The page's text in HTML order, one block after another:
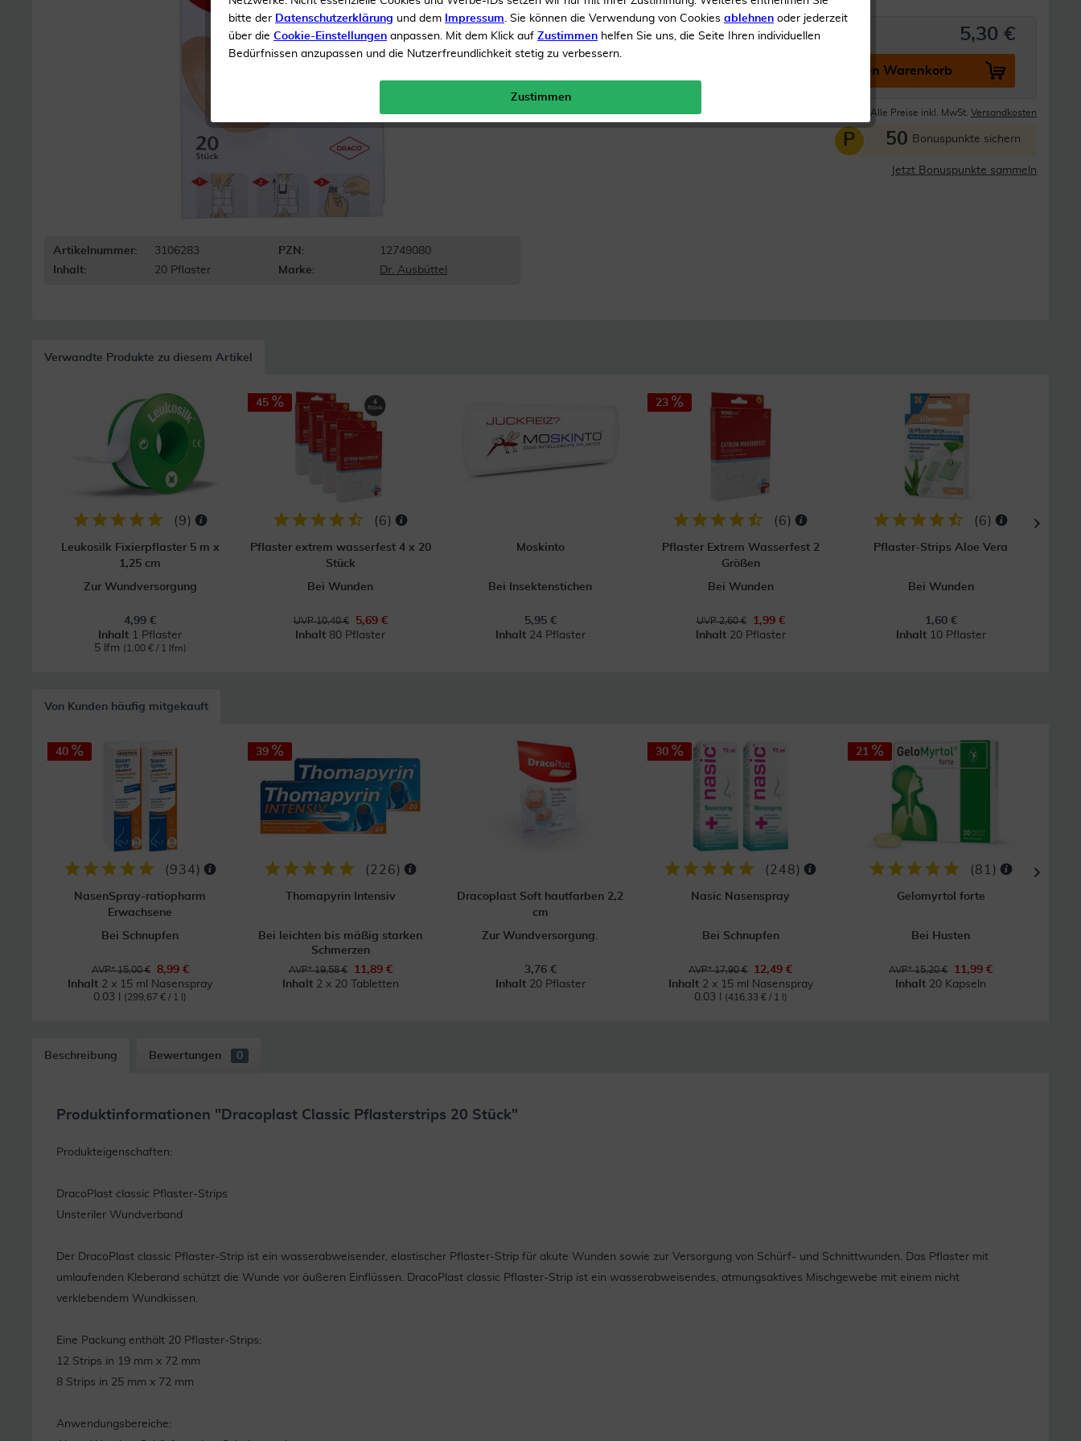
Artikelnummer: 3106283 PZN:
12749080
Inhalt:
20 Pflaster Marke: Dr. Ausbüttel
Inhalt20 Pflaster 5,30 €
In den Warenkorb
Gratis Versand ab 19 € Alle Preise inkl. MwSt. Versandkosten
P 50 Bonuspunkte sichern
Jetzt Bonuspunkte sammeln
Verwandte Produkte zu diesem Artikel
(9)
Leukosilk Fixierpflaster 5 m x
1,25 cm
Zur Wundversorgung
4,99 €
Inhalt 1 Pflaster
5 lfm (1,00 € / 1 lfm)
45
(6)
Pflaster extrem wasserfest 4 x 20
Stück
Bei Wunden
UVP 10,40 €
5,69 €
Inhalt 80 Pflaster
Moskinto
Bei Insektenstichen
5,95 €
Inhalt 24 Pflaster
23
(6)
Pflaster Extrem Wasserfest 2
Größen
Bei Wunden
UVP 2,60 €
1,99 €
Inhalt 20 Pflaster
(6)
Pflaster-Strips Aloe Vera
Bei Wunden
1,60 €
Inhalt 10 Pflaster
Von Kunden häufig mitgekauft
40
(934)
NasenSpray-ratiopharm
Erwachsene
Bei Schnupfen
AVP* 15,00 €
8,99 €
Inhalt 2 x 15 ml Nasenspray
0.03 l
(299,67 € / 1 l)
39
(226)
Thomapyrin Intensiv
Bei leichten bis mäßig starken
Schmerzen
AVP* 19,58 €
11,89 €
Inhalt 2 x 20 Tabletten
Dracoplast Soft hautfarben 2,2
cm
Zur Wundversorgung.
3,76 €
Inhalt 20 Pflaster
30
(248)
Nasic Nasenspray
Bei Schnupfen
AVP* 17,90 €
12,49 €
Inhalt 2 x 15 ml Nasenspray
0.03 l
(416,33 € / 1 l)
21
(81 )
Gelomyrtol forte
Bei Husten
AVP* 15,20 €
11,99 €
Inhalt 20 Kapseln
Beschreibung Bewertungen 0
Produktinformationen "Dracoplast Classic Pflasterstrips 20 Stück"
Produkteigenschaften:
DracoPlast classic Pflaster-Strips
Unsteriler Wundverband
Der DracoPlast classic Pflaster-Strip ist ein wasserabweisender, elastischer Pflaster-Strip für akute Wunden sowie zur Versorgung von Schürf- und Schnittwunden. Das Pflaster mit
umlaufenden Kleberand schützt die Wunde vor äußeren Einflüssen. DracoPlast classic Pflaster-Strip ist ein wasserabweisendes, atmungsaktives Mischgewebe mit einem nicht
verklebendem Wundkissen.
Eine Packung enthält 20 Pflaster-Strips:
12 Strips in 19 mm x 72 mm
8 Strips in 25 mm x 72 mm
Anwendungsbereiche:
bitte der Datenschutzerklärung und dem Impressum. Sie können die Verwendung von Cookies ablehnen oder jederzeit
über die Cookie-Einstellungen anpassen. Mit dem Klick auf Zustimmen helfen Sie uns, die Seite Ihren individuellen
Bedürfnissen anzupassen und die Nutzerfreundlichkeit stetig zu verbessern.
Zustimmen